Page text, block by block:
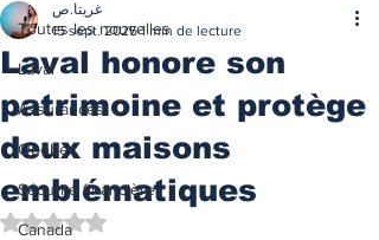
Toutes les nouvelles
Laval
Assurances
Québec
Sécurité financière
Canada
Laval honore son
patrimoine et protège
deux maisons
emblématiques
غريتا.ص
15 sept. 2025 1 min de lecture
Noté NaN étoiles sur 5.